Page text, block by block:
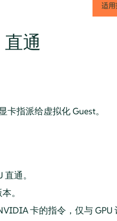
适用
通
指派给虚拟化 Guest。
通。
。
卡的指令，仅与 GPU